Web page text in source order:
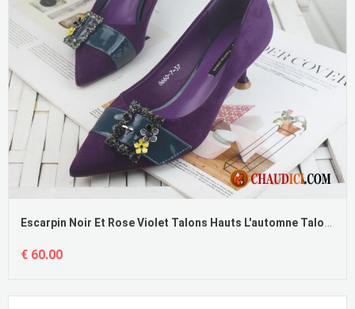
Escarpin Noir Et Rose Violet Talons Hauts L'automne Talons Minces Noir Pas Cher
€ 60.00